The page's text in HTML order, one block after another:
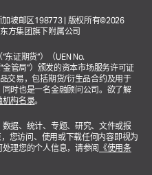
坡邮区198773 | 版权所有©2026
方集团旗下附属公司
证期货”）（UEN No.
管局”）颁发的资本市场服务许可证
交易，包括期货/衍生品合约及用于
时也是一名金融顾问公司。欲了解
机构名录。
据、统计、专题、研究、文件或报
您访问、使用或下载任何内容即视为
理您的个人信息，请参阅 《使用条